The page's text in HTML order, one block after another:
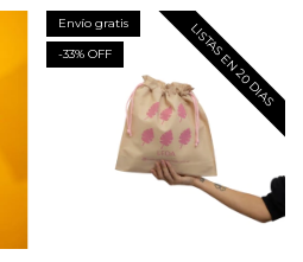
Envío gratis
-33% OFF LISTAS EN 20 DIAS